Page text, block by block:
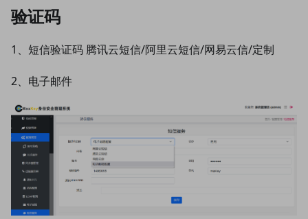
验证码
1、短信验证码 腾讯云短信/阿里云短信/网易云信/定制
2、电子邮件